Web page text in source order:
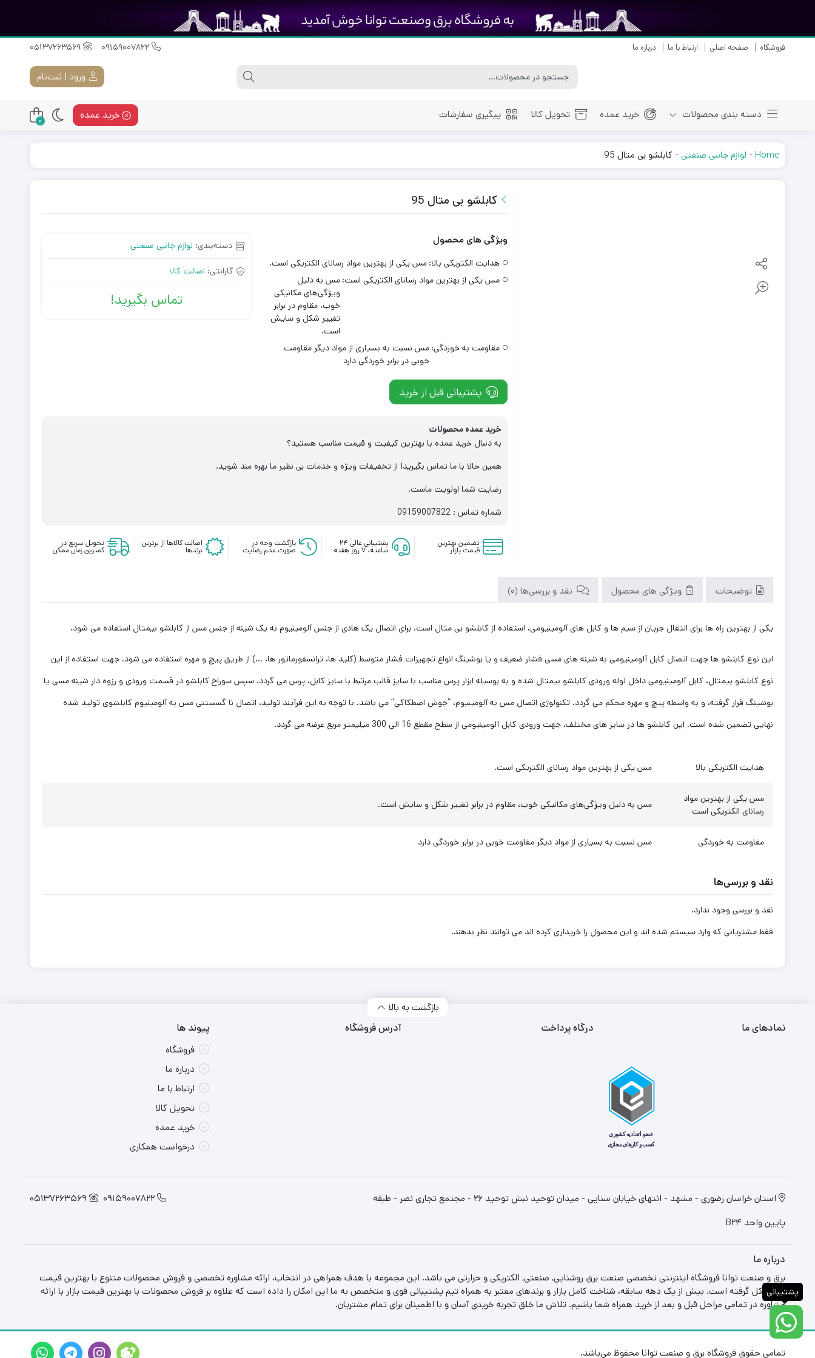
فروشگاه صفحه اصلی ارتباط با ما درباره ما 09159007822
05137263569
ورود | ثبت‌نام
دسته بندی محصولات خرید عمده تحویل کالا پیگیری سفارشات خرید عمده 0
Home
- لوازم جانبی صنعتی- کابلشو بی متال 95
کابلشو بی متال 95
ویژگی های محصول
هدایت الکتریکی بالا: مس یکی از بهترین مواد رسانای الکتریکی است.
مس یکی از بهترین مواد رسانای الکتریکی است: مس به دلیل
ویژگی‌های مکانیکی
خوب، مقاوم در برابر
تغییر شکل و سایش
است.
مقاومت به خوردگی: مس نسبت به بسیاری از مواد دیگر مقاومت
خوبی در برابر خوردگی دارد
پشتیبانی قبل از خرید
دسته‌بندی: لوازم جانبی صنعتی
گارانتی: اصالت کالا
تماس بگیرید!
خرید عمده محصولات
به دنبال خرید عمده با بهترین کیفیت و قیمت مناسب هستید؟
همین حالا با ما تماس بگیرید! از تخفیفات ویژه و خدمات بی نظیر ما بهره مند شوید.
رضایت شما اولویت ماست.
شماره تماس : 09159007822
تضمین بهترین
قیمت بازار
پشتیبانی عالی ۲۴
ساعته، ۷ روز هفته
بازگشت وجه در
صورت عدم رضایت
اصالت کالاها از برترین
برندها
تحویل سریع در
کمترین زمان ممکن
توضیحات ویژگی های محصول نقد و بررسی‌ها (0)
یکی از بهترین راه ها برای انتقال جریان از سیم ها و کابل های آلومینیومی، استفاده از کابلشو بی متال است. برای اتصال یک هادی از جنس آلومینیوم به یک شینه از جنس مس از کابلشو بیمتال استفاده می شود.
این نوع کابلشو ها جهت اتصال کابل آلومینیومی به شینه های مسی فشار ضعیف و یا بوشینگ انواع تجهیزات فشار متوسط (کلید ها، ترانسفورماتور ها، …) از طریق پیچ و مهره استفاده می شود. جهت استفاده از این
نوع کابلشو بیمتال، کابل آلومینیومی داخل لوله ورودی کابلشو بیمتال شده و به بوسیله ابزار پرس مناسب با سایز قالب مرتبط با سایز کابل، پرس می گردد. سپس سوراخ کابلشو در قسمت ورودی و رزوه دار شینه مسی یا
بوشینگ قرار گرفته، و به واسطه پیچ و مهره محکم می گردد. تکنولوژی اتصال مس به آلومینیوم، “جوش اصطکاکی” می باشد. با توجه به این فرآیند تولید، اتصال نا گسستنی مس به آلومینیوم کابلشوی تولید شده
نهایی تضمین شده است. این کابلشو ها در سایز های مختلف، جهت ورودی کابل آلومینیومی از سطح مقطع 16 الی 300 میلیمتر مربع عرضه می گردد.
هدایت الکتریکی بالا مس یکی از بهترین مواد رسانای الکتریکی است.
مس یکی از بهترین مواد
رسانای الکتریکی است
مس به دلیل ویژگی‌های مکانیکی خوب، مقاوم در برابر تغییر شکل و سایش است.
مقاومت به خوردگی مس نسبت به بسیاری از مواد دیگر مقاومت خوبی در برابر خوردگی دارد
نقد و بررسی‌ها
نقد و بررسی وجود ندارد.
فقط مشتریانی که وارد سیستم شده اند و این محصول را خریداری کرده اند می توانند نظر بدهند.
بازگشت به بالا
نمادهای ما درگاه پرداخت آدرس فروشگاه پیوند ها
فروشگاه
درباره ما
ارتباط با ما
تحویل کالا
خرید عمده
درخواست همکاری
استان خراسان رضوری - مشهد - انتهای خیابان سنایی - میدان توحید نبش توحید 26 - مجتمع تجاری نصر - طبقه
پایین واحد B24
09159007822
05137263569
درباره ما
برق و صنعت توانا فروشگاه اینترنتی تخصصی صنعت برق روشنایی, صنعتی, الکتریکی و حرارتی می باشد. این مجموعه با هدف همراهی در انتخاب، ارائه مشاوره تخصصی و فروش محصولات متنوع با بهترین قیمت
بازار شکل گرفته است. بیش از یک دهه سابقه، شناخت کامل بازار و برندهای معتبر به همراه تیم پشتیبانی قوی و متخصص به ما این امکان را داده است که علاوه بر فروش محصولات با بهترین قیمت بازار با ارائه
مشاوره در تمامی مراحل قبل و بعد از خرید همراه شما باشیم. تلاش ما خلق تجربه خریدی آسان و با اطمینان برای تمام مشتریان.
تمامی حقوق فروشگاه برق و صنعت توانا محفوظ می‌باشد.
پشتیبانی